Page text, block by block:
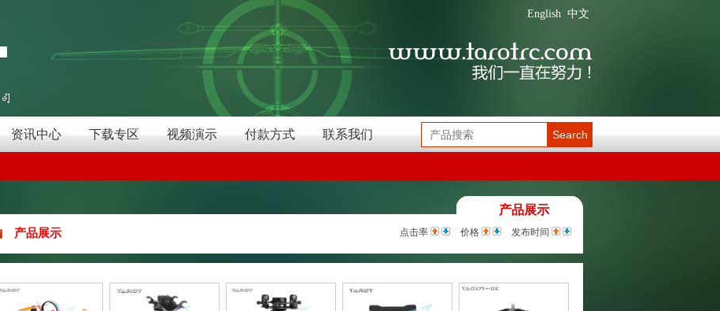
中文
English
资讯中心 下载专区 视频演示 付款方式 联系我们 Search
产品展示
产品展示 点击率 价格 发布时间